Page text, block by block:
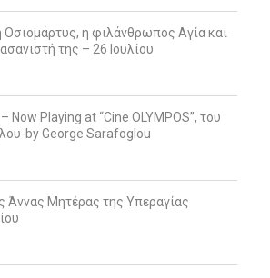
η φιλάνθρωπος Αγία και
της – 26 Ιουλίου
Now Playing at “Cine OLYMPOS”, του
by George Sarafoglou
Άννας Μητέρας της Υπεραγίας